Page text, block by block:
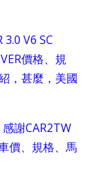
V6 SC
價格、規
，甚麼，美國
謝CAR2TW
價、規格、馬